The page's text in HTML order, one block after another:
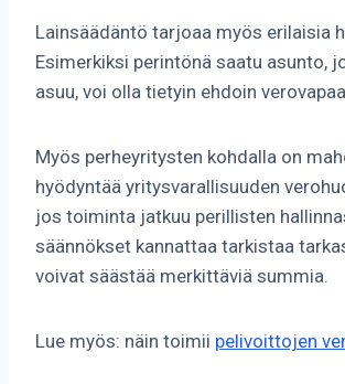
Lainsäädäntö tarjoaa myös erilaisia
Esimerkiksi perintönä saatu asunto,
asuu, voi olla tietyin ehdoin
Myös perheyritysten kohdalla on
hyödyntää yritysvarallisuuden
jos toiminta jatkuu perillisten
säännökset kannattaa tarkistaa
voivat säästää merkittäviä summia.
Lue myös: näin toimii pelivoittojen